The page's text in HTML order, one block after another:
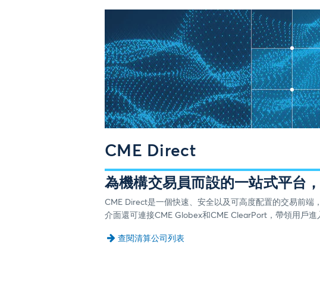
CME Direct
為機構交易員而設的一站式平台
CME Direct是一個快速、安全以及可高度配置的交易前
介面還可連接CME Globex和CME ClearPort，帶領用戶
查閱清算公司列表